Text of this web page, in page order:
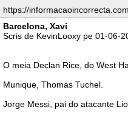
https://
Barcelona, Xavi
Scris de KevinLooxy pe 01-06-
O meia Declan Rice, do West
Munique, Thomas Tuchel.
Jorge Messi, pai do atacante